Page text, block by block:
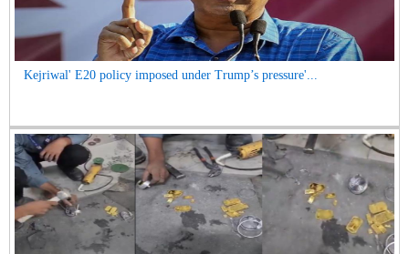
Kejriwal' E20 policy imposed under Trump’s pressure'...